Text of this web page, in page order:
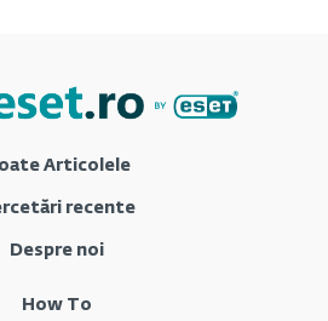
Articolele
recente
Despre noi
How To